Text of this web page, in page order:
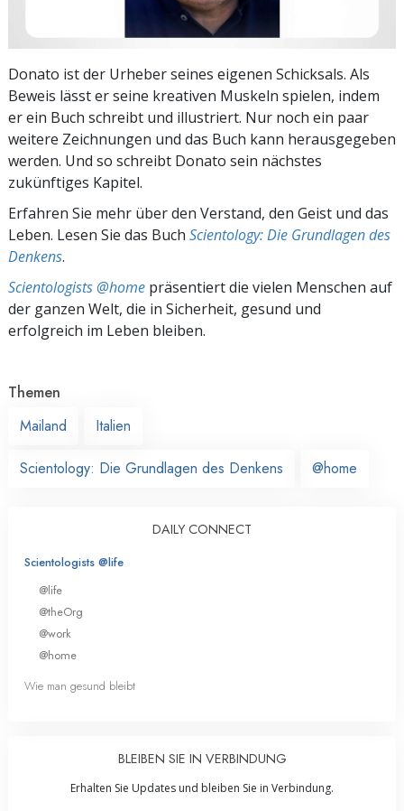
Donato ist der Urheber seines eigenen Schicksals. Als
Beweis lässt er seine kreativen Muskeln spielen, indem
er ein Buch schreibt und illustriert. Nur noch ein paar
weitere Zeichnungen und das Buch kann herausgegeben
werden. Und so schreibt Donato sein nächstes
zukünftiges Kapitel.
Erfahren Sie mehr über den Verstand, den Geist und das
Leben. Lesen Sie das Buch Scientology: Die Grundlagen des
Denkens.
Scientologists @home präsentiert die vielen Menschen auf
der ganzen Welt, die in Sicherheit, gesund und
erfolgreich im Leben bleiben.
Themen
Mailand
Italien
Scientology: Die Grundlagen des Denkens @home
DAILY CONNECT
Scientologists @life
@life
@theOrg
@work
@home
Wie man gesund bleibt
BLEIBEN SIE IN VERBINDUNG
Erhalten Sie Updates und bleiben Sie in Verbindung.